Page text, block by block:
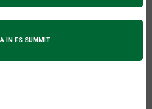
IN FS SUMMIT